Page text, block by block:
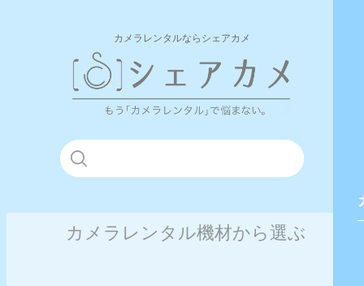
カメラレンタルならシェアカメ
カメラレンタル機材から選ぶ